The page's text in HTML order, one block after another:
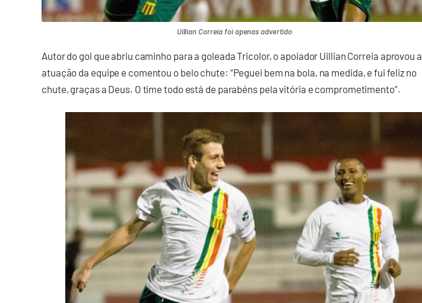
Uillian Correia foi apenas advertido
Autor do gol que abriu caminho para a goleada Tricolor, o apoiador Uillian Correia aprovou a
atuação da equipe e comentou o belo chute: “Peguei bem na bola, na medida, e fui feliz no
chute, graças a Deus. O time todo está de parabéns pela vitória e comprometimento”.